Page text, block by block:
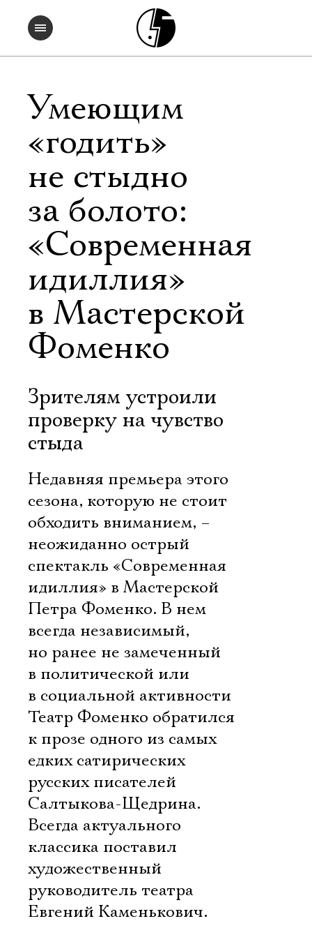
Умеющим
«годить»
не стыдно
за болото:
«Современная
идиллия»
в Мастерской
Фоменко
Зрителям устроили
проверку на чувство
стыда
Недавняя премьера этого
сезона, которую не стоит
обходить вниманием, –
неожиданно острый
спектакль «Современная
идиллия» в Мастерской
Петра Фоменко. В нем
всегда независимый,
но ранее не замеченный
в политической или
в социальной активности
Театр Фоменко обратился
к прозе одного из самых
едких сатирических
русских писателей
Салтыкова-Щедрина.
Всегда актуального
классика поставил
художественный
руководитель театра
Евгений Каменькович.